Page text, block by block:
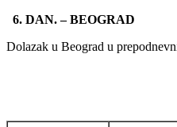
6. DAN. – BEOGRAD
Dolazak u Beograd u